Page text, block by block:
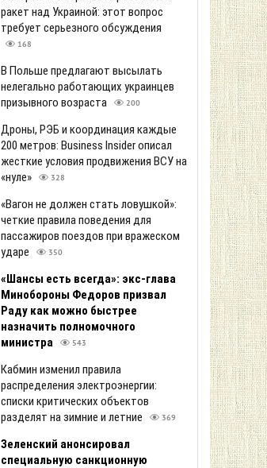
ракет над Украиной: этот вопрос
требует серьезного обсуждения
168
В Польше предлагают высылать
нелегально работающих украинцев
призывного возраста
200
Дроны, РЭБ и координация каждые
200 метров: Business Insider описал
жесткие условия продвижения ВСУ на
«нуле»
328
«Вагон не должен стать ловушкой»:
четкие правила поведения для
пассажиров поездов при вражеском
ударе
350
«Шансы есть всегда»: экс-глава
Минобороны Федоров призвал
Раду как можно быстрее
назначить полномочного
министра
543
Кабмин изменил правила
распределения электроэнергии:
списки критических объектов
разделят на зимние и летние
369
Зеленский анонсировал
специальную санкционную